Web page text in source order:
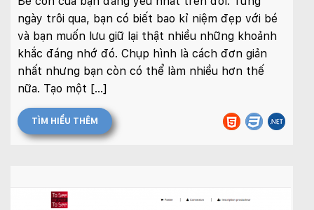
ngày trôi qua, bạn có biết bao kỉ niệm đẹp với bé
và bạn muốn lưu giữ lại thật nhiều những khoảnh
khắc đáng nhớ đó. Chụp hình là cách đơn giản
nhất nhưng bạn còn có thể làm nhiều hơn thế
nữa. Tạo một […]
TÌM HIỂU THÊM